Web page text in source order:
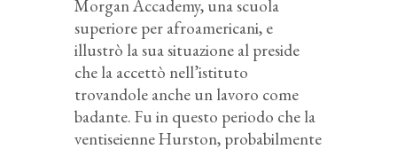
Morgan Accademy, una scuola
superiore per afroamericani, e
illustrò la sua situazione al preside
che la accettò nell’istituto
trovandole anche un lavoro come
badante. Fu in questo periodo che la
ventiseienne Hurston, probabilmente